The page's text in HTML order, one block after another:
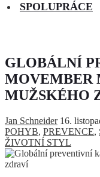
SPOLUPRÁCE
GLOBÁLNÍ
MOVEMBER
MUŽSKÉHO
Jan Schneider 16.
POHYB, PREVENCE,
ŽIVOTNÍ STYL